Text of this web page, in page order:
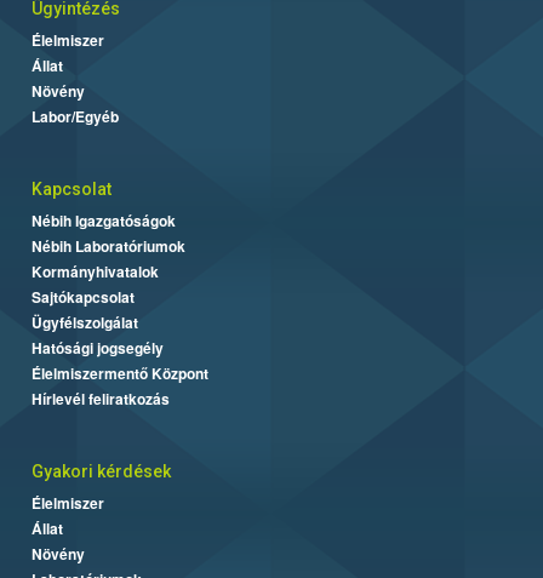
Ügyintézés
Élelmiszer
Állat
Növény
Labor/Egyéb
Kapcsolat
Nébih Igazgatóságok
Nébih Laboratóriumok
Kormányhivatalok
Sajtókapcsolat
Ügyfélszolgálat
Hatósági jogsegély
Élelmiszermentő Központ
Hírlevél feliratkozás
Gyakori kérdések
Élelmiszer
Állat
Növény